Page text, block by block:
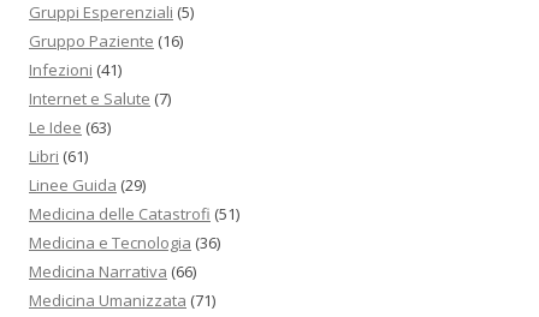
Gruppi Esperenziali (5)
Gruppo Paziente (16)
Infezioni (41)
Internet e Salute (7)
Le Idee (63)
Libri (61)
Linee Guida (29)
Medicina delle Catastrofi (51)
Medicina e Tecnologia (36)
Medicina Narrativa (66)
Medicina Umanizzata (71)